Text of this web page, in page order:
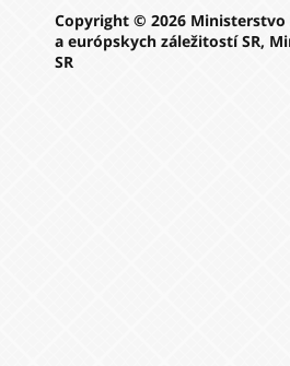
Copyright © 2026 Ministerstvo
a európskych záležitostí SR,
SR